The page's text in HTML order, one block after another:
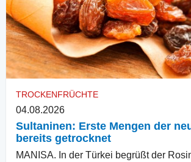
TROCKENFRÜCHTE
04.08.2026
Sultaninen: Erste Mengen der
bereits getrocknet
MANISA. In der Türkei begrüßt der